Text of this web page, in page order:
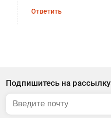
Ответить
Подпишитесь на рассылку